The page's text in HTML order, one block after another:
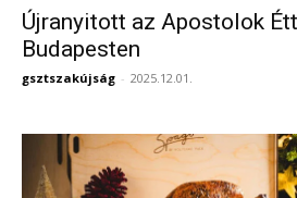
Újranyitott az Apostolok
Budapesten
gsztszakújság - 2025.12.01.